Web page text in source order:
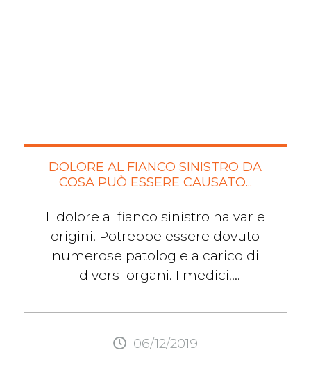
DOLORE AL FIANCO SINISTRO DA
COSA PUÒ ESSERE CAUSATO...
Il dolore al fianco sinistro ha varie
origini. Potrebbe essere dovuto
numerose patologie a carico di
diversi organi. I medici,
dolori nella parte sinistra in ...
06/12/2019